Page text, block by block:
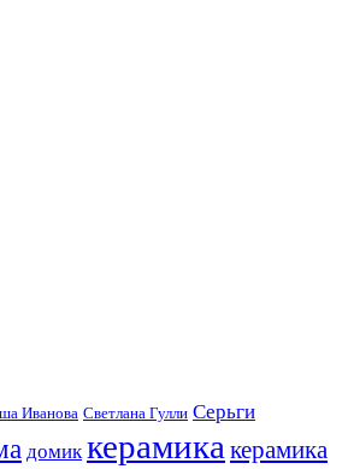
Иванова Светлана Гулли Серьги
домик керамика керамика